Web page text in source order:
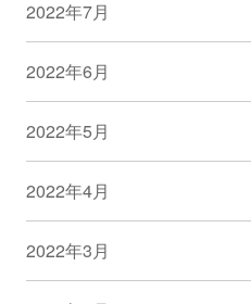
2022年7月
2022年6月
2022年5月
2022年4月
2022年3月